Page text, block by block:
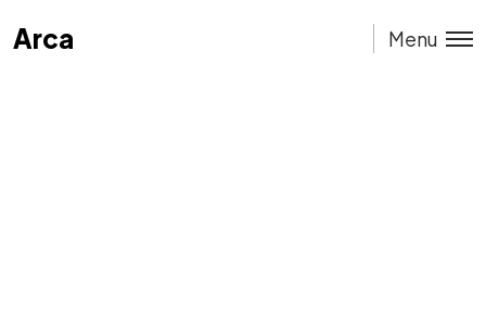
Arca
Arca Menu